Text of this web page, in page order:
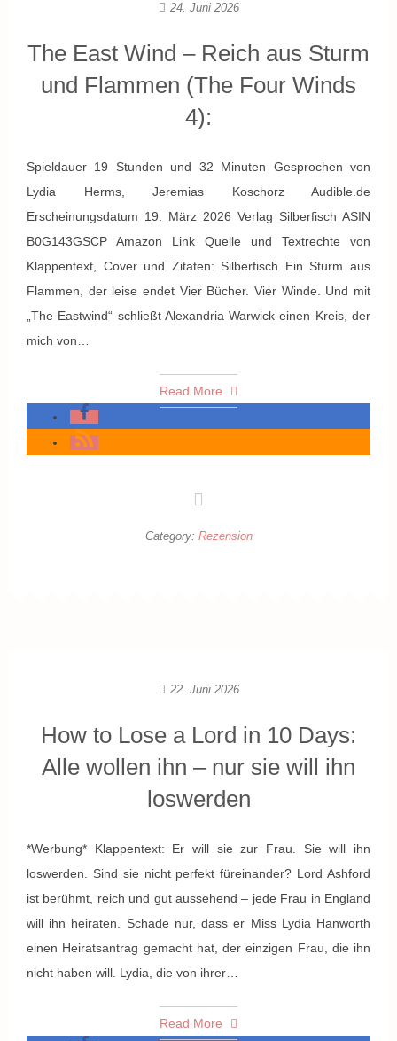
24. Juni 2026
The East Wind – Reich aus Sturm
und Flammen (The Four Winds
4):
Spieldauer 19 Stunden und 32 Minuten Gesprochen von
Lydia Herms, Jeremias Koschorz Audible.de
Erscheinungsdatum 19. März 2026 Verlag Silberfisch ASIN
B0G143GSCP Amazon Link Quelle und Textrechte von
Klappentext, Cover und Zitaten: Silberfisch Ein Sturm aus
Flammen, der leise endet Vier Bücher. Vier Winde. Und mit
„The Eastwind“ schließt Alexandria Warwick einen Kreis, der
mich von…
Read More
Category: Rezension
22. Juni 2026
How to Lose a Lord in 10 Days:
Alle wollen ihn – nur sie will ihn
loswerden
*Werbung* Klappentext: Er will sie zur Frau. Sie will ihn
loswerden. Sind sie nicht perfekt füreinander? Lord Ashford
ist berühmt, reich und gut aussehend – jede Frau in England
will ihn heiraten. Schade nur, dass er Miss Lydia Hanworth
einen Heiratsantrag gemacht hat, der einzigen Frau, die ihn
nicht haben will. Lydia, die von ihrer…
Read More